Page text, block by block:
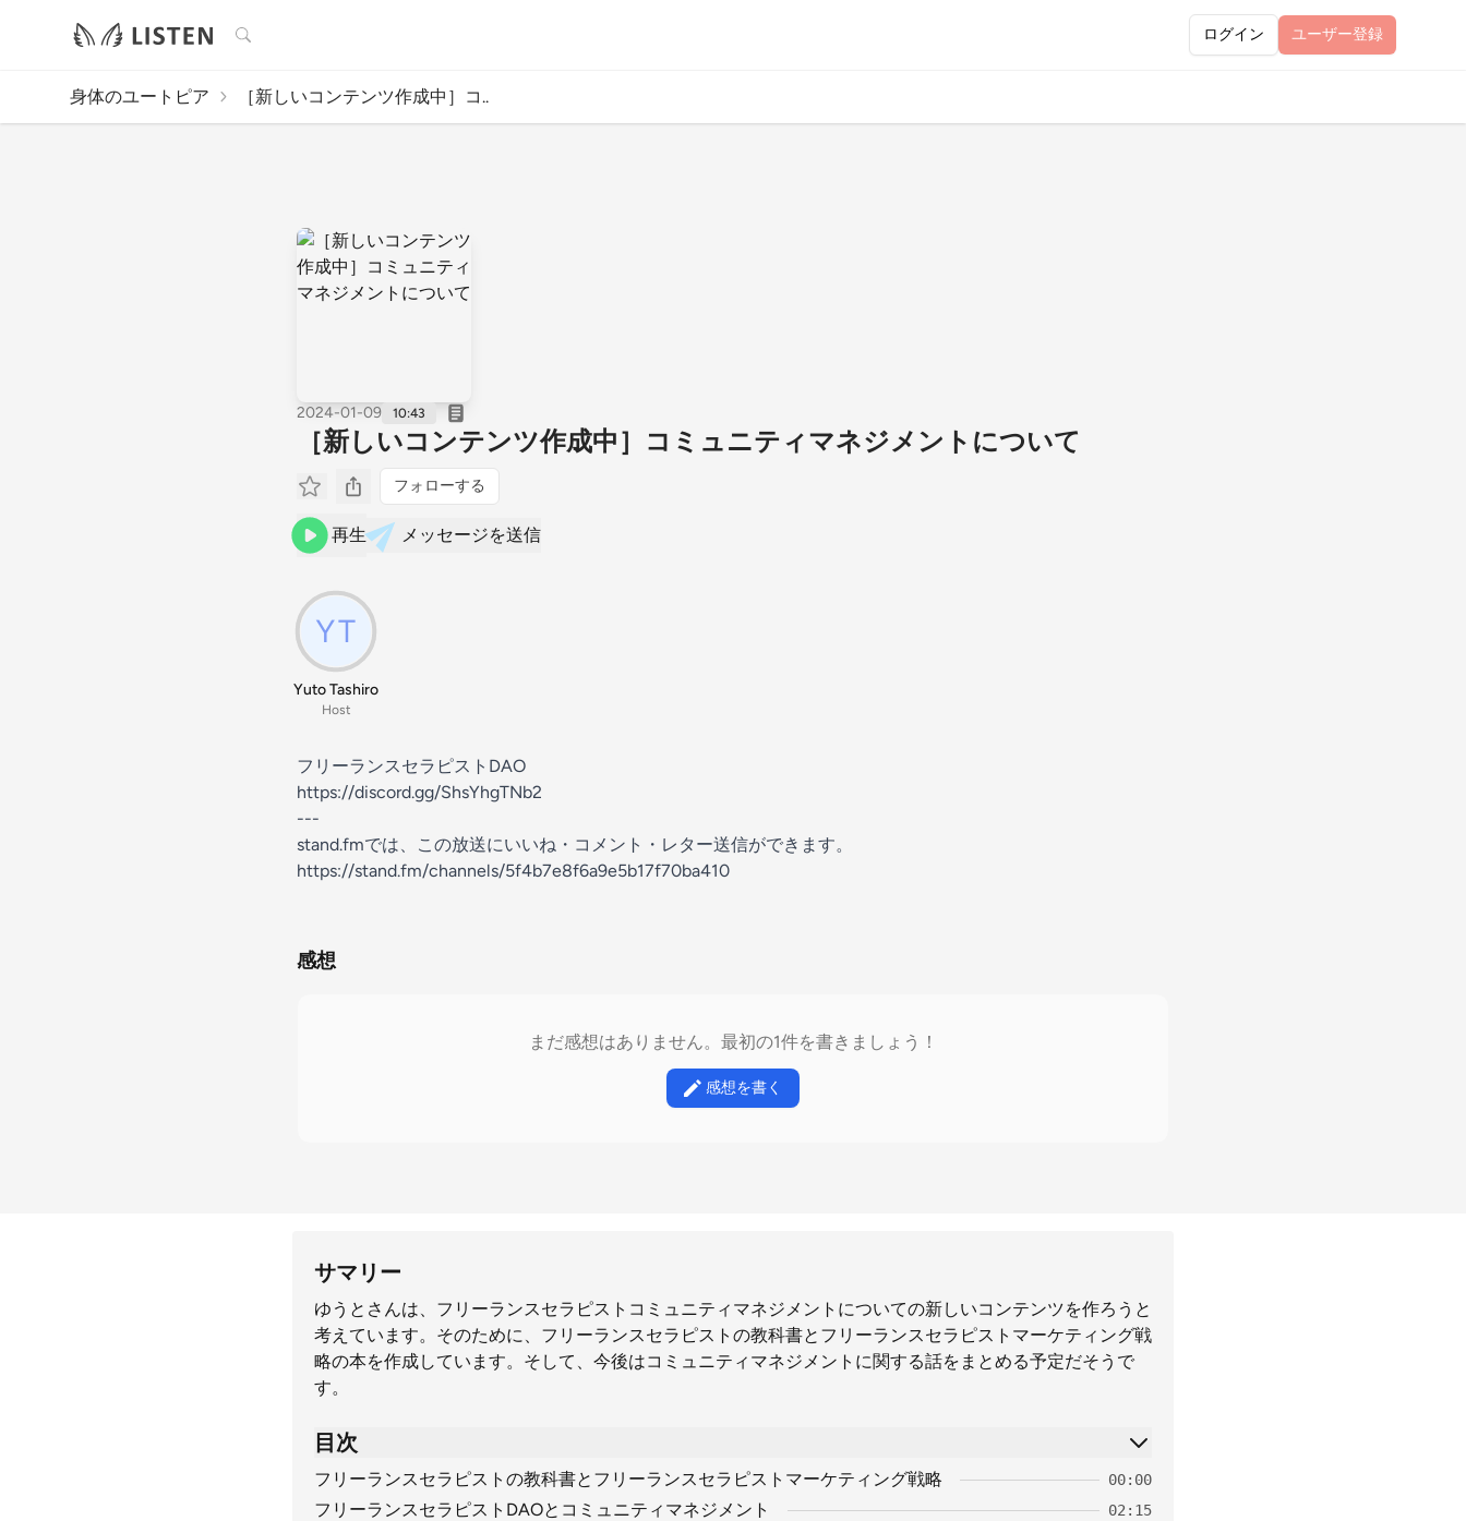
検索 ログイン ユーザー登録
身体のユートピア ［新しいコンテンツ作成中］コ..
2024-01-09 10:43
［新しいコンテンツ作成中］コミュニティマネジメントについて
フォローする
再生 メッセージを送信
Yuto Tashiro
Host
フリーランスセラピストDAO
https://discord.gg/ShsYhgTNb2
---
stand.fmでは、この放送にいいね・コメント・レター送信ができます。
https://stand.fm/channels/5f4b7e8f6a9e5b17f70ba410
感想
まだ感想はありません。最初の1件を書きましょう！
感想を書く
サマリー
ゆうとさんは、フリーランスセラピストコミュニティマネジメントについての新しいコンテンツを作ろうと
考えています。そのために、フリーランスセラピストの教科書とフリーランスセラピストマーケティング戦
略の本を作成しています。そして、今後はコミュニティマネジメントに関する話をまとめる予定だそうで
す。
目次
フリーランスセラピストの教科書とフリーランスセラピストマーケティング戦略 00:00
フリーランスセラピストDAOとコミュニティマネジメント 02:15